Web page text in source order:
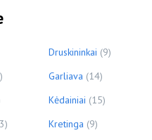
Druskininkai (9)
Garliava (14)
Kėdainiai (15)
Kretinga (9)